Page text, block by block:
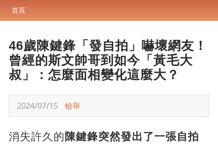
首頁
46歲陳鍵鋒「發自拍」嚇壞網友！
曾經的斯文帥哥到如今「黃毛大
叔」：怎麼面相變化這麼大？
2024/07/15 檢舉
消失許久的 陳鍵鋒突然發出了一張自拍